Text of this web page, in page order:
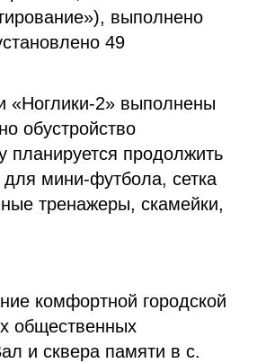
выполнено
49
«Ноглики-2» выполнены
обустройство
планируется продолжить
мини-футбола, сетка
тренажеры, скамейки,
комфортной городской
общественных
и сквера памяти в с.